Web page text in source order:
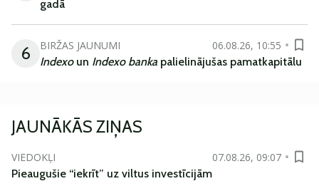
gadā
6 BIRŽAS JAUNUMI
06.08.26, 10:55
Indexoun Indexo banka palielinājušas pamatkapitālu
JAUNĀKĀS ZIŅAS
VIEDOKĻI
07.08.26, 09:07
Pieaugušie “iekrīt” uz viltus investīcijām